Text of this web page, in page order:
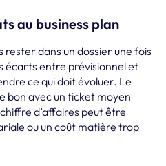
au business plan
rester dans un dossier une fois
écarts entre prévisionnel et
ce qui doit évoluer. Le
bon avec un ticket moyen
d’affaires peut être
ou un coût matière trop